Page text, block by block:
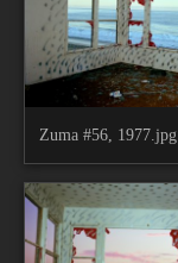
Zuma #56, 1977.jpg